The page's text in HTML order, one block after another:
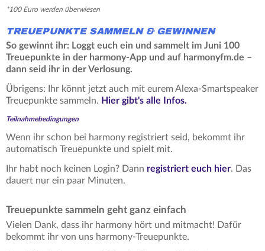
*100 Euro werden überwiesen
TREUEPUNKTE SAMMELN & GEWINNEN
So gewinnt ihr: Loggt euch ein und sammelt im Juni 100
Treuepunkte in der harmony-App und auf harmonyfm.de –
dann seid ihr in der Verlosung.
Übrigens: Ihr könnt jetzt auch mit eurem Alexa-Smartspeaker
Treuepunkte sammeln. Hier gibt's alle Infos.
Teilnahmebedingungen
Wenn ihr schon bei harmony registriert seid, bekommt ihr
automatisch Treuepunkte und spielt mit.
Ihr habt noch keinen Login? Dann registriert euch hier. Das
dauert nur ein paar Minuten.
Treuepunkte sammeln geht ganz einfach
Vielen Dank, dass ihr harmony hört und mitmacht! Dafür
bekommt ihr von uns harmony-Treuepunkte.